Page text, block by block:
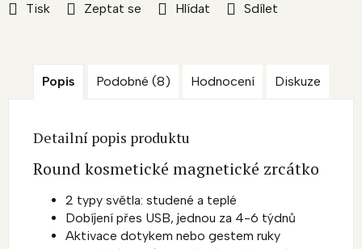
Tisk Zeptat se Hlídat Sdílet
Popis Podobné (8) Hodnocení Diskuze
Detailní popis produktu
Round kosmetické magnetické zrcátko
2 typy světla: studené a teplé
Dobíjení přes USB, jednou za 4-6 týdnů
Aktivace dotykem nebo gestem ruky